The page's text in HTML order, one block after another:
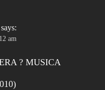
says:
am
? MUSICA